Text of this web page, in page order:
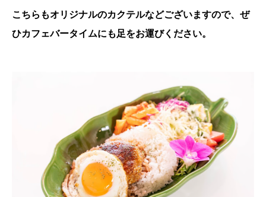
こちらもオリジナルのカクテルなどございますので、ぜ
ひカフェバータイムにも足をお運びください。